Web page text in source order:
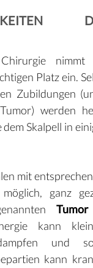
nimmt
Platz ein.
Zubildungen
werden
Skalpell in
mit
ganz
Tumor
kann
und
kann